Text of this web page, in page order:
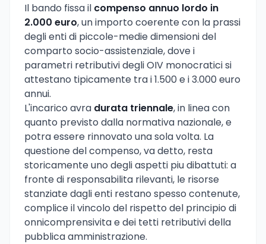
Il bando fissa il compenso annuo lordo in
2.000 euro, un importo coerente con la prassi
degli enti di piccole-medie dimensioni del
comparto socio-assistenziale, dove i
parametri retributivi degli OIV monocratici si
attestano tipicamente tra i 1.500 e i 3.000 euro
annui.
L'incarico avra durata triennale, in linea con
quanto previsto dalla normativa nazionale, e
potra essere rinnovato una sola volta. La
questione del compenso, va detto, resta
storicamente uno degli aspetti piu dibattuti: a
fronte di responsabilita rilevanti, le risorse
stanziate dagli enti restano spesso contenute,
complice il vincolo del rispetto del principio di
onnicomprensivita e dei tetti retributivi della
pubblica amministrazione.